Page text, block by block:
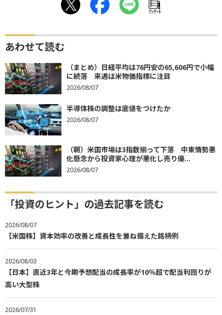
ｱﾝｹｰﾄ
あわせて読む
（まとめ）日経平均は76円安の65,606円で小幅
に続落 来週は米物価指標に注目
2026/08/07
半導体株の調整は底値をつけたか
2026/08/07
（朝）米国市場は3指数揃って下落 中東情勢悪
化懸念から投資家心理が悪化し売り優...
2026/08/07
「投資のヒント」の過去記事を読む
2026/08/07
【米国株】資本効率の改善と成長性を兼ね備えた銘柄例
2026/08/03
【日本】直近3年と今期予想配当の成長率が10％超で配当利回りが
高い大型株
2026/07/31